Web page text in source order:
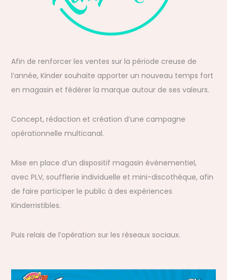
Afin de renforcer les ventes sur la période creuse de
l’année, Kinder souhaite apporter un nouveau temps fort
en magasin et fédérer la marque autour de ses valeurs.
Concept, rédaction et création d’une campagne
opérationnelle multicanal.
Mise en place d’un dispositif magasin évènementiel,
avec PLV, soufflerie individuelle et mini-discothèque, afin
de faire participer le public à des expériences
Kinderristibles.
Puis relais de l’opération sur les réseaux sociaux.